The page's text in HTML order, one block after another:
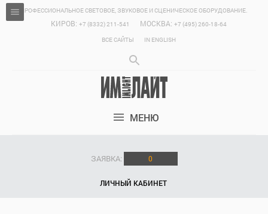
ПРОФЕССИОНАЛЬНОЕ СВЕТОВОЕ, ЗВУКОВОЕ И СЦЕНИЧЕСКОЕ ОБОРУДОВАНИЕ.
КИРОВ: +7 (8332) 211-541 МОСКВА: +7 (495) 260-18-64
ВСЕ САЙТЫ
IN ENGLISH
МЕНЮ
ЗАЯВКА: 0
ЛИЧНЫЙ КАБИНЕТ